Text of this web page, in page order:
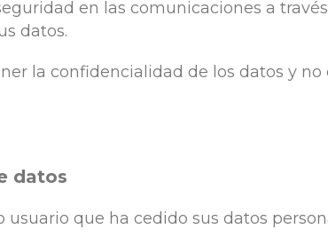
en las comunicaciones a
datos.
la confidencialidad de los datos y
datos
que ha cedido sus datos